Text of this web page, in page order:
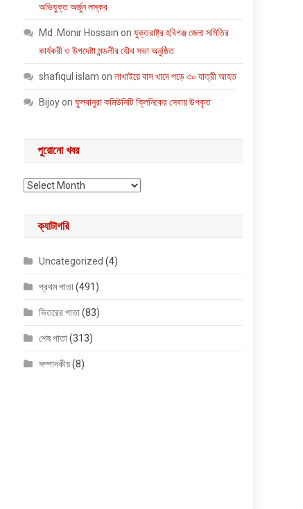
অভিযুক্ত অর্জুন লস্কর
Md .Monir Hossain onযুক্তরাষ্ট্র হবিগঞ্জ জেলা সমিতির
কার্যকরী ও উপদেষ্টা মন্ডলীর যৌথ সভা অনুষ্ঠিত
shafiqul islam onলাখাইয়ে বাস খাদে পড়ে ৩০ যাত্রী আহত
Bijoyonফুলবানুরা কমিউনিটি ক্লিনিকের সেবায় উপকৃত
পুরোনো খবর
পুরোনো খবর
ক্যাটাগরি
Uncategorized (4)
প্রথম পাতা(491)
ভিতরের পাতা(83)
শেষ পাতা(313)
সম্পাদকীয়(8)